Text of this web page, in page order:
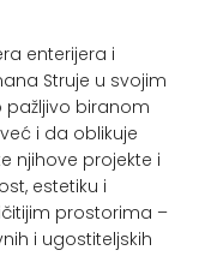
enterijera i
Struje u svojim
pažljivo biranom
i da oblikuje
njihove projekte i
estetiku i
prostorima –
i ugostiteljskih